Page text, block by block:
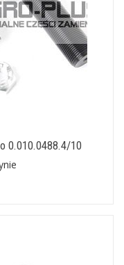
0.010.0488.4/10